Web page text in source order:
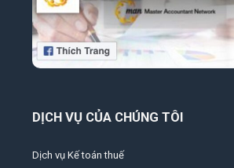
DỊCH VỤ CỦA CHÚNG TÔI
Dịch vụ Kế toán thuế